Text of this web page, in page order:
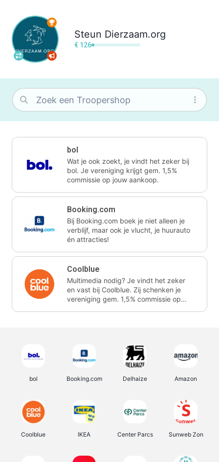
Steun Dierzaam.org
€ 126
bol
Wat je ook zoekt, je vindt het zeker bij
bol. Je vereniging krijgt gem. 1,5%
commissie op jouw aankoop.
Booking.com
Bij Booking.com boek je niet alleen je
verblijf, maar ook je vlucht, je huurauto
én attracties!
Coolblue
Multimedia nodig? Je vindt het zeker
en vast bij Coolblue. Zij schenken je
vereniging gem. 1,5% commissie op
bol Booking.com Delhaize Amazon
Coolblue IKEA Center Parcs Sunweb Zon